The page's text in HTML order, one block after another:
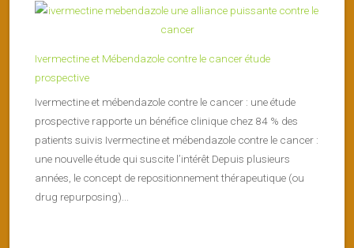
Ivermectine et Mébendazole contre le cancer étude
prospective
Ivermectine et mébendazole contre le cancer : une étude
prospective rapporte un bénéfice clinique chez 84 % des
patients suivis Ivermectine et mébendazole contre le cancer :
une nouvelle étude qui suscite l’intérêt Depuis plusieurs
années, le concept de repositionnement thérapeutique (ou
drug repurposing)...